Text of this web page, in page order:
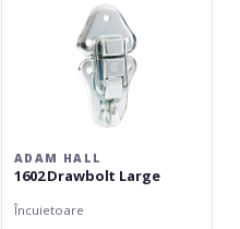
ADAM HALL
1602 Drawbolt Large
Încuietoare